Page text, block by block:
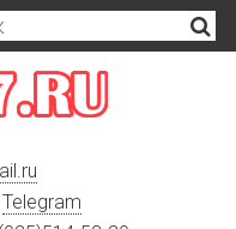
Telegram